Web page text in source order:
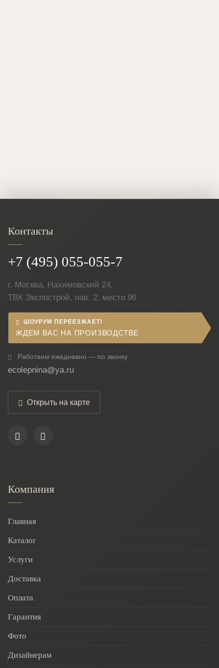
Контакты
+7 (495) 055-055-7
г. Москва, Нахимовский 24,
ТВК Экспострой, пав. 2, место 96
ШОУРУМ ПЕРЕЕЗЖАЕТ!
ЖДЕМ ВАС НА ПРОИЗВОДСТВЕ
Работаем ежедневно — по звонку
ecolepnina@ya.ru
Открыть на карте
Компания
Главная
Каталог
Услуги
Доставка
Оплата
Гарантия
Фото
Дизайнерам